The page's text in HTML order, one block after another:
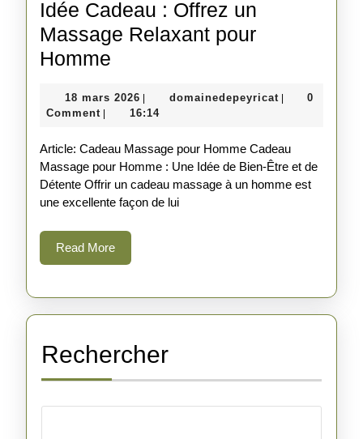
Idée Cadeau : Offrez un
Massage Relaxant pour
Homme
:
un
Massage
Relaxant
pour
Homme
18 mars 2026 18
mars
| domainedepeyricat |
0
Comment | 16:14
Article: Cadeau Massage pour Homme Cadeau
Massage pour Homme : Une Idée de Bien-Être et de
Détente Offrir un cadeau massage à un homme est
une excellente façon de lui
Read MoreRead
More
Rechercher